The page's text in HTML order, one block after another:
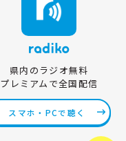
県内のラジオ無料
プレミアムで全国配信
スマホ・PCで聴く